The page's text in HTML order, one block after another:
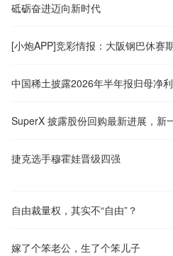
砥砺奋进迈向新时代
捷克选手穆霍娃晋级四强
自由裁量权，其实不“自由”？
嫁了个笨老公，生了个笨儿子